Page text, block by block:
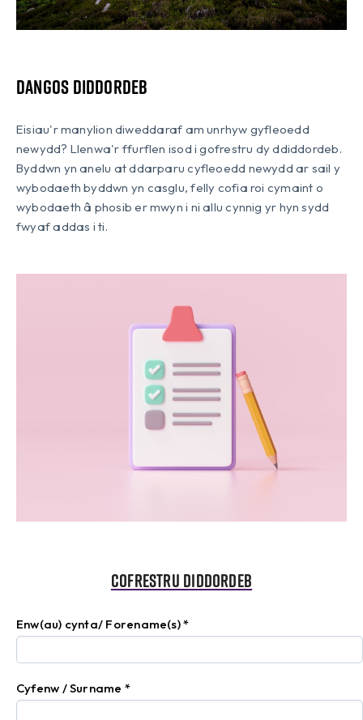
Dangos Diddordeb
Eisiau'r manylion diweddaraf am unrhyw gyfleoedd
newydd? Llenwa'r ffurflen isod i gofrestru dy ddiddordeb.
Byddwn yn anelu at ddarparu cyfleoedd newydd ar sail y
wybodaeth byddwn yn casglu, felly cofia roi cymaint o
wybodaeth â phosib er mwyn i ni allu cynnig yr hyn sydd
fwyaf addas i ti.
Cofrestru Diddordeb
Enw(au) cynta/ Forename(s)*
Cyfenw / Surname *